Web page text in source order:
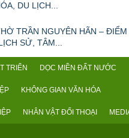
DU LỊCH...
TRẦN NGUYÊN HÃN – ĐIỂM
SỬ, TÂM...
TRIỂN DỌC MIỀN ĐẤT NƯỚC
KHÔNG GIAN VĂN HÓA
NHÂN VẬT ĐỐI THOẠI